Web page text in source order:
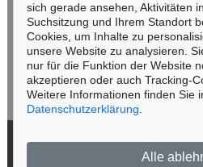
Jetzt zum Newsletter
sich gerade ansehen, Aktivitäten
Suchsitzung und Ihrem Standort
Cookies, um Inhalte zu
unsere Website zu analysieren.
nur für die Funktion der Website
akzeptieren oder auch Tracking-
Weitere Informationen finden Sie
Datenschutzerklärung
Alle